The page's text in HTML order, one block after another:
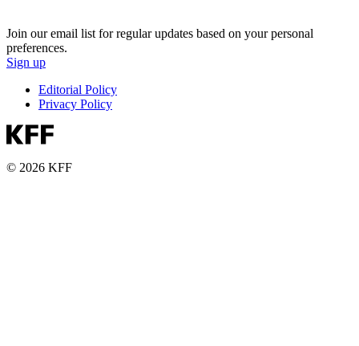
Join our email list for regular updates based on your personal
preferences.
Sign up
Editorial Policy
Privacy Policy
© 2026 KFF